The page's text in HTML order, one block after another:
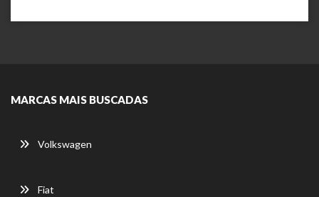
MARCAS MAIS BUSCADAS
Volkswagen
Fiat